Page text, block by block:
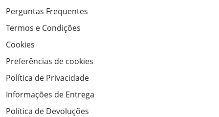
Perguntas Frequentes
Termos e Condições
Cookies
Preferências de cookies
Política de Privacidade
Informações de Entrega
Política de Devoluções